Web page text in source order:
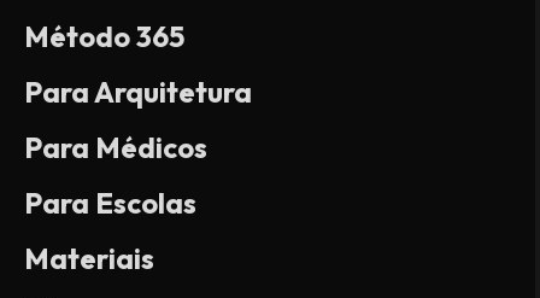
Método 365
Para Arquitetura
Para Médicos
Para Escolas
Materiais